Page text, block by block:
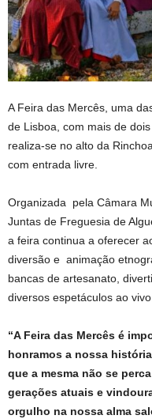
A Feira das Mercês, uma
de Lisboa, com mais de
realiza-se no alto da
com entrada livre.
Organizada pela Câmara
Juntas de Freguesia de
a feira continua a oferecer
diversão e animação
bancas de artesanato,
diversos espetáculos ao
“A Feira das Mercês é
honramos a nossa
que a mesma não se
gerações atuais e
orgulho na nossa alma